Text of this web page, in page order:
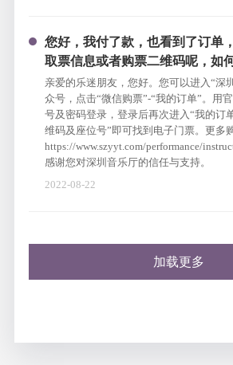
您好，我付了款，也看到了订单
取票信息或者购票二维码呢，如
亲爱的乐迷朋友，您好。您可以进入“深
众号，点击“微信购票”-“我的订单”。用
号及密码登录，登录后再次进入“我的订
维码及座位号”即可找到电子门票。更多
https://www.szyyt.com/performance/
感谢您对深圳音乐厅的信任与支持。
2022-08-22
加载更多